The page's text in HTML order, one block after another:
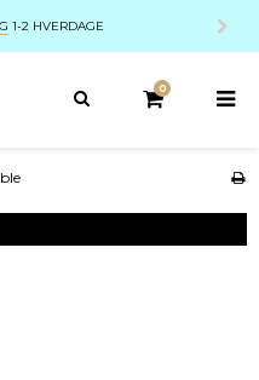
1-2 HVERDAGE
0